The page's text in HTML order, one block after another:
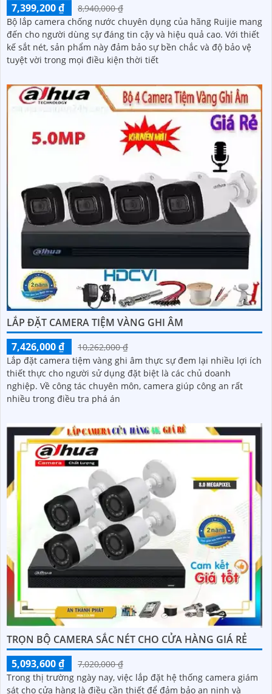
7,399,200 ₫
8,940,000 ₫
Bộ lắp camera chống nước chuyên dụng của hãng Ruijie mang
đến cho người dùng sự đáng tin cậy và hiệu quả cao. Với thiết
kế sắt nét, sản phẩm này đảm bảo sự bền chắc và độ bảo vệ
tuyệt vời trong mọi điều kiện thời tiết
LẮP ĐẶT CAMERA TIỆM VÀNG GHI ÂM
7,426,000 ₫
10,262,000 ₫
Lắp đặt camera tiệm vàng ghi âm thực sự đem lại nhiều lợi ích
thiết thực cho người sử dụng đặt biệt là các chủ doanh
nghiệp. Về công tác chuyên môn, camera giúp công an rất
nhiều trong điều tra phá án
TRỌN BỘ CAMERA SẮC NÉT CHO CỬA HÀNG GIÁ RẺ
5,093,600 ₫
7,020,000 ₫
Trong thị trường ngày nay, việc lắp đặt hệ thống camera giám
sát cho cửa hàng là điều cần thiết để đảm bảo an ninh và